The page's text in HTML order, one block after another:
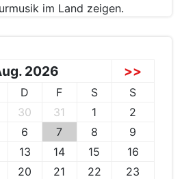
im Land zeigen.
2026 >>
D F S
S
30 31 1
2
6 7 8
9
13 14 15
16
20 21 22
23